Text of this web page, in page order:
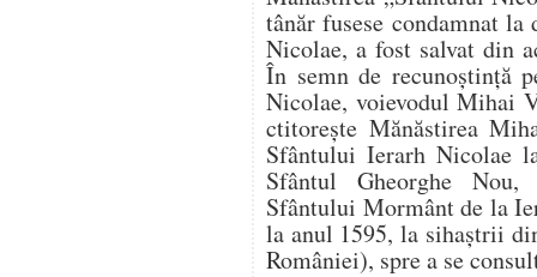
tânăr fusese condamnat
Nicolae, a fost salvat din
În semn de recunoştinţă
Nicolae, voievodul Mihai
ctitoreşte Mănăstirea
Sfântului Ierarh Nicolae
Sfântul Gheorghe
Sfântului Mormânt de la
la anul 1595, la sihaștrii
României), spre a se